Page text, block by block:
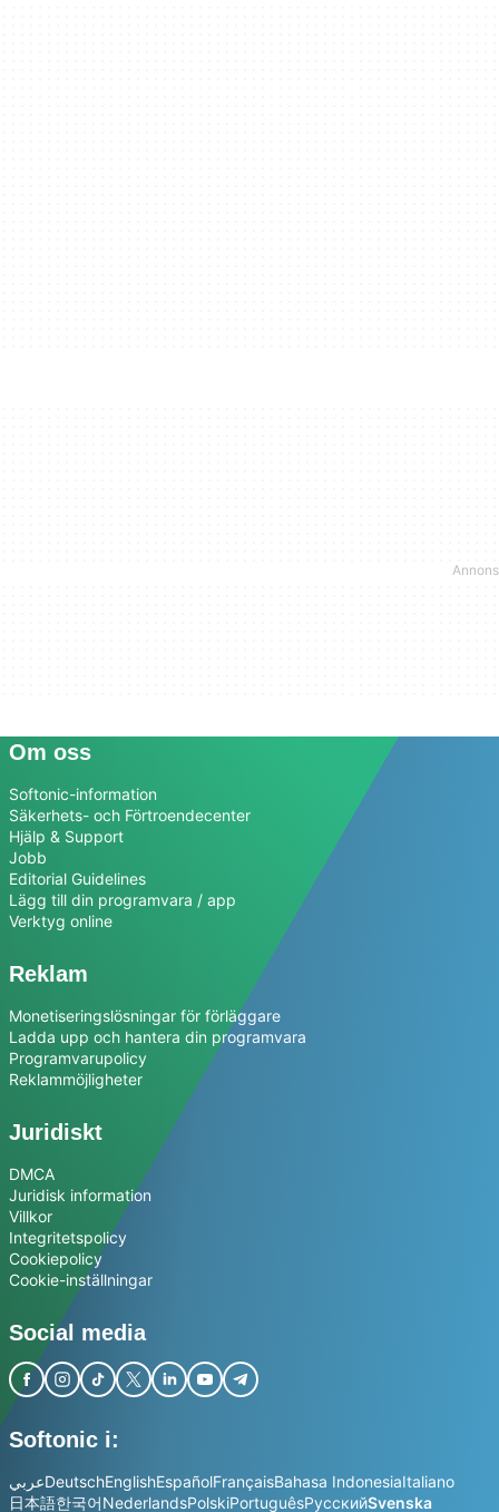
Om oss
Softonic-information
Säkerhets- och Förtroendecenter
Hjälp & Support
Jobb
Editorial Guidelines
Lägg till din programvara / app
Verktyg online
Reklam
Monetiseringslösningar för förläggare
Ladda upp och hantera din programvara
Programvarupolicy
Reklammöjligheter
Juridiskt
DMCA
Juridisk information
Villkor
Integritetspolicy
Cookiepolicy
Cookie-inställningar
Social media
Softonic i:
عربيDeutschEnglishEspañolFrançaisBahasa IndonesiaItaliano
日本語한국어NederlandsPolskiPortuguêsРусскийSvenska